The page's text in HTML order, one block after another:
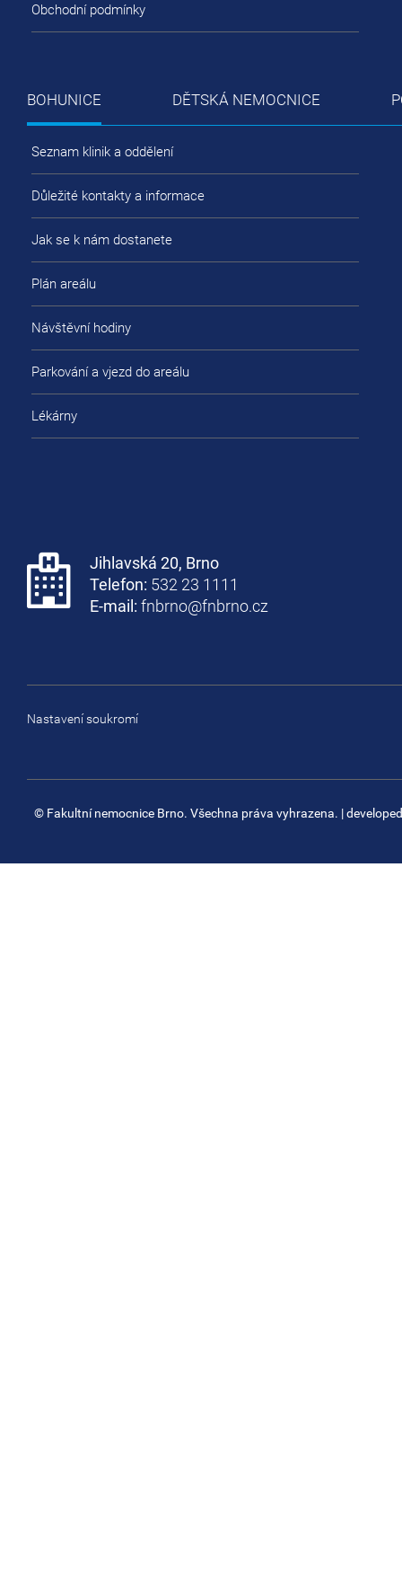
Obchodní podmínky
BOHUNICE DĚTSKÁ NEMOCNICE
Seznam klinik a oddělení
Důležité kontakty a informace
Jak se k nám dostanete
Plán areálu
Návštěvní hodiny
Parkování a vjezd do areálu
Lékárny
Jihlavská 20, Brno
Telefon: 532 23 1111
E-mail: fnbrno@fnbrno.cz
Nastavení soukromí
© Fakultní nemocnice Brno. Všechna práva vyhrazena. |